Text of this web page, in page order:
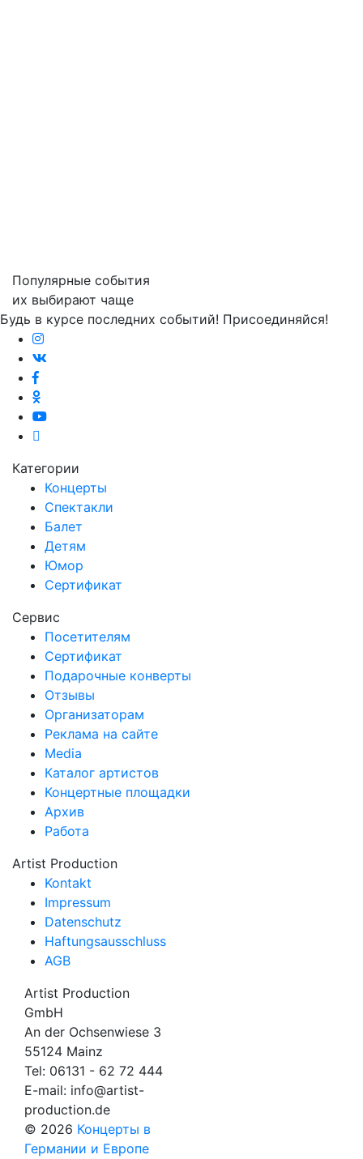
Популярные события
их выбирают чаще
Будь в курсе последних событий! Присоединяйся!
Категории
Концерты
Спектакли
Балет
Детям
Юмор
Сертификат
Сервис
Посетителям
Сертификат
Подарочные конверты
Отзывы
Организаторам
Реклама на сайте
Media
Каталог артистов
Концертные площадки
Архив
Работа
Artist Production
Kontakt
Impressum
Datenschutz
Haftungsausschluss
AGB
Artist Production
GmbH
An der Ochsenwiese 3
55124 Mainz
Tel: 06131 - 62 72 444
E-mail: info@artist-
production.de
© 2026 Концерты в
Германии и Европе